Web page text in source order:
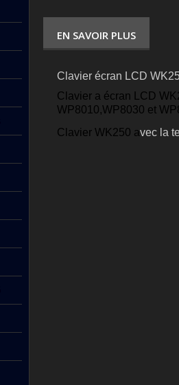
EN SAVOIR PLUS
Clavier écran LCD
Clavier a écran LCD
WP8010,WP8030 et
Clavier WK250 avec la